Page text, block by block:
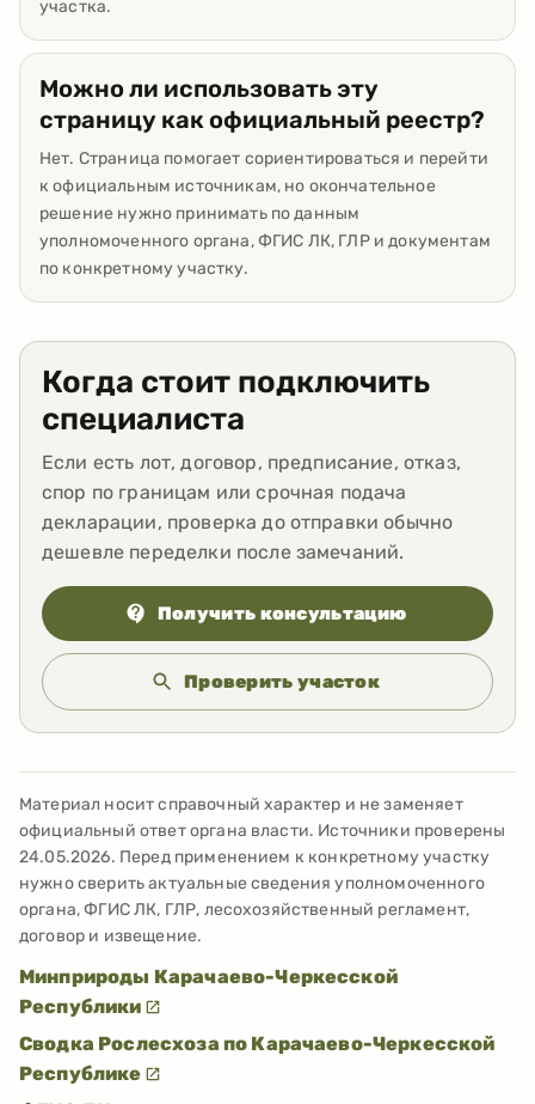
участка.
Можно ли использовать эту
страницу как официальный реестр?
Нет. Страница помогает сориентироваться и перейти
к официальным источникам, но окончательное
решение нужно принимать по данным
уполномоченного органа, ФГИС ЛК, ГЛР и документам
по конкретному участку.
Когда стоит подключить
специалиста
Если есть лот, договор, предписание, отказ,
спор по границам или срочная подача
декларации, проверка до отправки обычно
дешевле переделки после замечаний.
Получить консультацию
Проверить участок
Материал носит справочный характер и не заменяет
официальный ответ органа власти. Источники проверены
24.05.2026. Перед применением к конкретному участку
нужно сверить актуальные сведения уполномоченного
органа, ФГИС ЛК, ГЛР, лесохозяйственный регламент,
договор и извещение.
Минприроды Карачаево-Черкесской
Республики
Сводка Рослесхоза по Карачаево-Черкесской
Республике